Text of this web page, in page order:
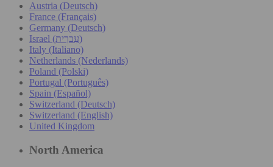
Austria (Deutsch)
France (Français)
Germany (Deutsch)
Israel (עִברִית)
Italy (Italiano)
Netherlands (Nederlands)
Poland (Polski)
Portugal (Português)
Spain (Español)
Switzerland (Deutsch)
Switzerland (English)
United Kingdom
North America